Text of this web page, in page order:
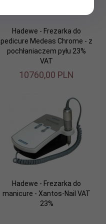
Hadewe - Frezarka do
pedicure Medeas Chrome - z
pochłaniaczem pyłu 23%
VAT
10760,00 PLN
Hadewe - Frezarka do
manicure - Xantos-Nail VAT
23%